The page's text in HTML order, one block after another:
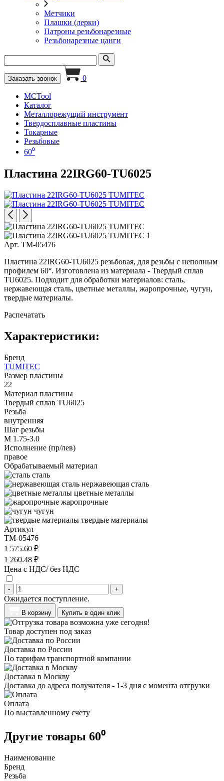
Метчики
Плашки (лерки)
Патроны резьбонарезные
Резьбонарезные цанги
Заказать звонок 0
MCTool
Каталог
Металлорежущий инструмент
Твердосплавные пластины
Токарные
Резьбовые
60⁰
Пластина 22IRG60-TU6025
Арт. TM-05476
Пластина 22IRG60-TU6025 резьбовая, для резьбы с неполным
профилем 60°. Изготовлена из материала - Твердый сплав
TU6025. Подходит для обработки материалов: сталь,
нержавеющая сталь, цветные металлы, жаропрочные, чугун,
твердые материалы.
Распечатать
Характеристики:
Бренд
TUMITEC
Размер пластины
22
Материал пластины
Твердый сплав TU6025
Резьба
внутренняя
Шаг резьбы
M 1.75-3.0
Исполнение (пр/лев)
правое
Обрабатываемый материал
сталь
нержавеющая сталь
цветные металлы
жаропрочные
чугун
твердые материалы
Артикул
TM-05476
1 575.60 ₽
1 260.48 ₽
Цена с НДС/ без НДС
- +
Ожидается поступление.
В корзину Купить в один клик
Товар доступен под заказ
Доставка по России
По тарифам транспортной компании
Доставка в Москву
Доставка до адреса получателя - 1-3 дня с момента отгрузки
Оплата
По выставленному счету
Другие товары 60⁰
Наименование
Бренд
Резьба